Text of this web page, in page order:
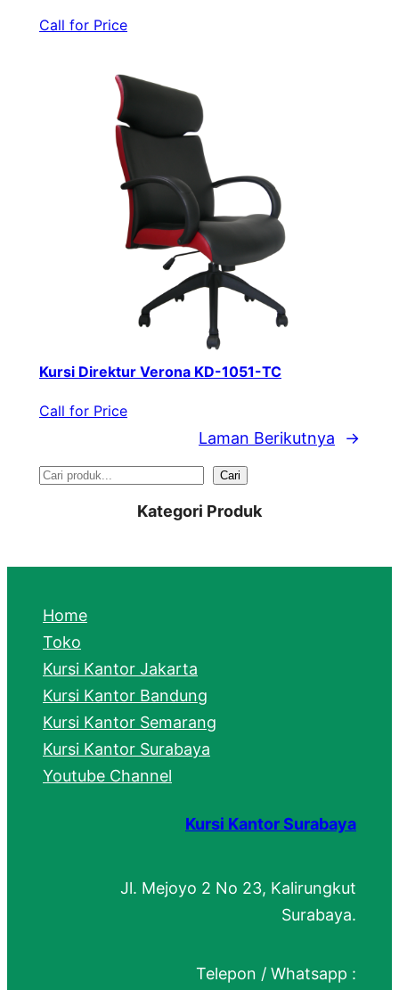
Call for Price
Kursi Direktur Verona KD-1051-TC
Call for Price
Laman Berikutnya →
S
r
h
Cari
Kategori Produk
Home
Toko
Kursi Kantor Jakarta
Kursi Kantor Bandung
Kursi Kantor Semarang
Kursi Kantor Surabaya
Youtube Channel
Kursi Kantor Surabaya
Jl. Mejoyo 2 No 23, Kalirungkut
Surabaya.
Telepon / Whatsapp :